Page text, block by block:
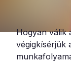
Hogyan válik
végigkísérjük